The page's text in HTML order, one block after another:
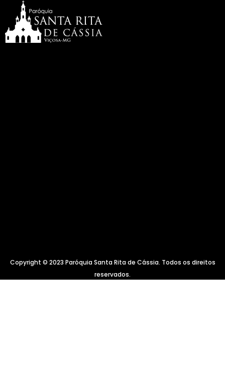
Copyright © 2023 Paróquia Santa Rita de Cássia. Todos os direitos
reservados.